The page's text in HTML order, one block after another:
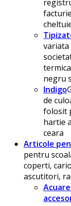
negru
Indigo
de
folosit
hartie
ceara
Articole
pentru
coperti,
ascutitori,